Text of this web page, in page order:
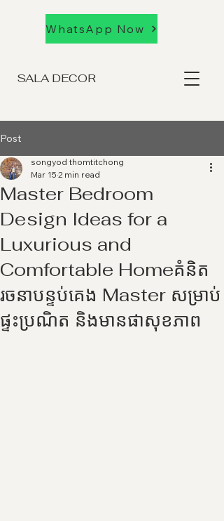
SALA DECOR
WhatsApp Now
Post
Master Bedroom
Design Ideas for a
Luxurious and
Comfortable Homeគំនិត
រចនាបន្ទប់គេង Master សម្រាប់
ផ្ទះប្រណិត និងមានផាសុខភាព
songyod thomtitchong
Mar 15 2 min read